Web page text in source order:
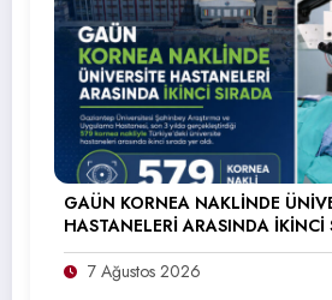
GAÜN KORNEA NAKLİNDE
HASTANELERİ ARASINDA İKİNCİ
7 Ağustos 2026